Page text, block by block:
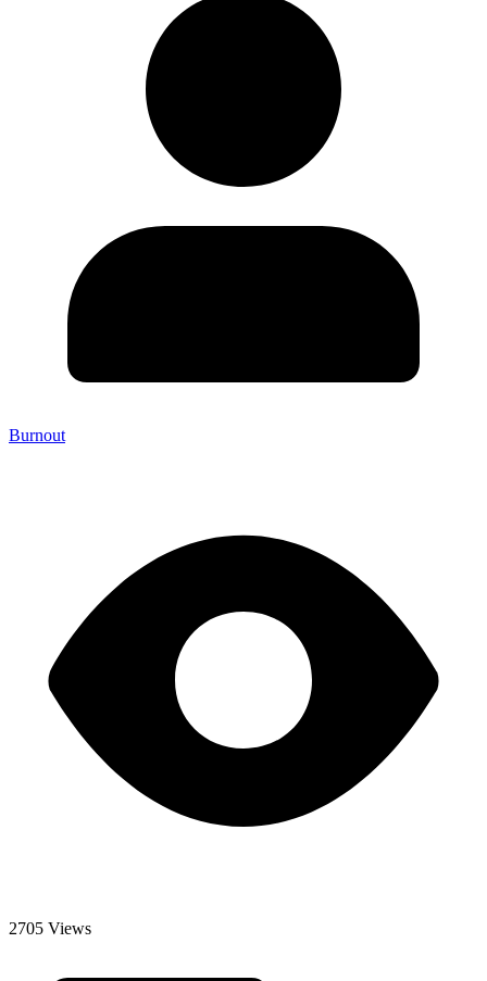
Burnout
2705 Views